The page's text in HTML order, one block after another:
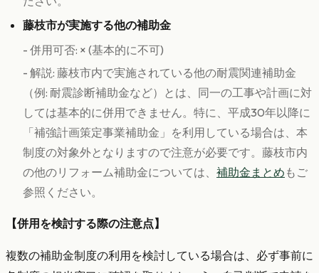
藤枝市が実施する他の補助金
- 併用可否: × (基本的に不可)
- 解説: 藤枝市内で実施されている他の耐震関連補助金
（例: 耐震診断補助金など）とは、同一の工事や計画に対
しては基本的に併用できません。特に、平成30年以降に
「補強計画策定事業補助金」を利用している場合は、本
制度の対象外となりますので注意が必要です。藤枝市内
の他のリフォーム補助金については、 補助金まとめ もご
参照ください。
【併用を検討する際の注意点】
複数の補助金制度の利用を検討している場合は、必ず事前に